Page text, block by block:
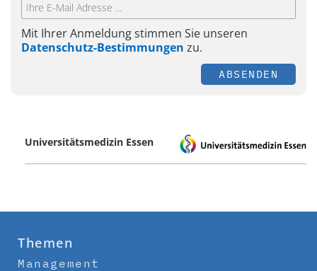
Mit Ihrer Anmeldung stimmen Sie unseren
Datenschutz-Bestimmungen zu.
ABSENDEN
Universitätsmedizin Essen
Themen
Management